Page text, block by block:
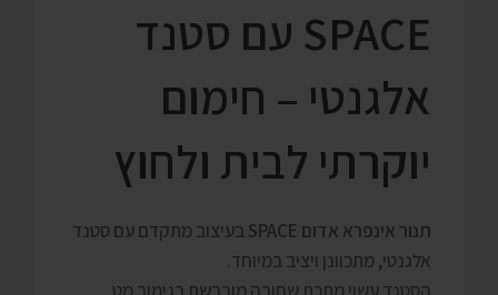
SPACE עם סטנד
אלגנטי – חימום
יוקרתי לבית ולחוץ
תנור אינפרא אדום SPACE
בעיצוב מתקדם עם סטנד
אלגנטי, מתכוונן ויציב במיוחד.
הסטנד עשוי מתכת שחורה מוברשת בגימור מט,